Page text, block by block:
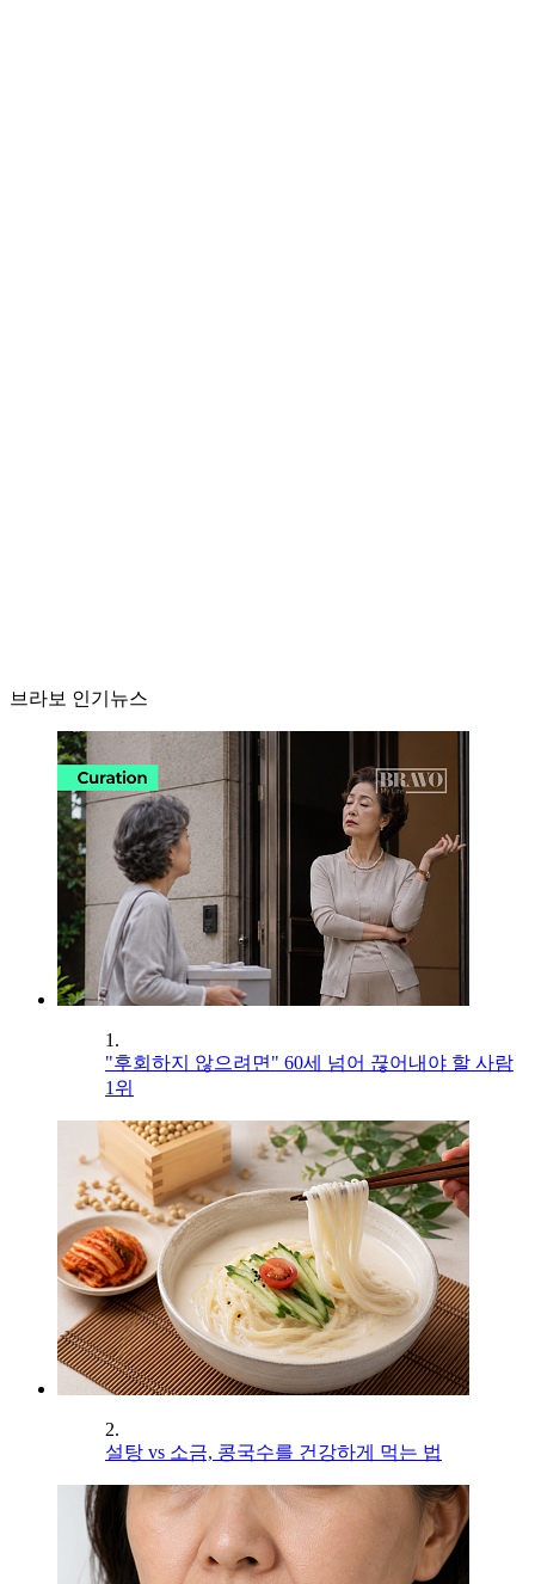
브라보 인기뉴스
1.
"후회하지 않으려면" 60세 넘어 끊어내야 할 사람
1위
2.
설탕 vs 소금, 콩국수를 건강하게 먹는 법